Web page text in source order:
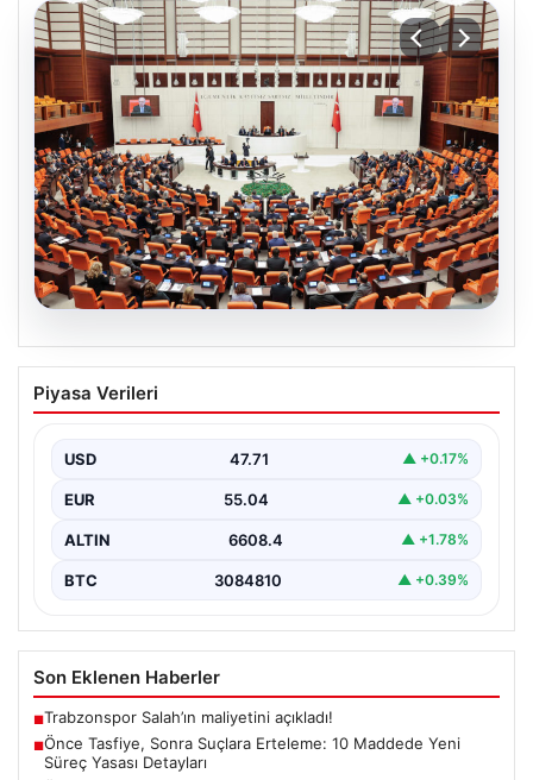
Önce Tasfiye, Sonra Suçlara Erteleme:
10 Maddede Yeni Süreç Yasası
Güvenlik alanındaki önemli gelişmelerden biri olarak,
yasa…
Piyasa Verileri
USD 47.71 ▲ +0.17%
EUR 55.04 ▲ +0.03%
ALTIN 6608.4 ▲ +1.78%
BTC 3084810 ▲ +0.39%
Son Eklenen Haberler
■Trabzonspor Salah’ın maliyetini açıkladı!
■Önce Tasfiye, Sonra Suçlara Erteleme: 10 Maddede Yeni
Süreç Yasası Detayları